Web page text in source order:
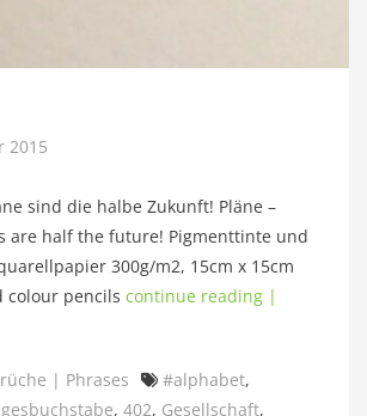
2015
sind die halbe Zukunft! Pläne –
are half the future! Pigmenttinte und
300g/m2, 15cm x 15cm
colour pencils continue reading |
| Phrases Tags
#alphabet,
, 402, Gesellschaft,